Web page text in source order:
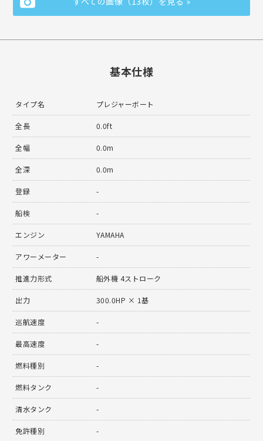
基本仕様
タイプ名 プレジャーボート
全長 0.0ft
全幅 0.0m
全深 0.0m
登録 -
船検 -
エンジン YAMAHA
アワーメーター -
推進力形式 船外機 4ストローク
出力 300.0HP × 1基
巡航速度 -
最高速度 -
燃料種別 -
燃料タンク -
清水タンク -
免許種別 -